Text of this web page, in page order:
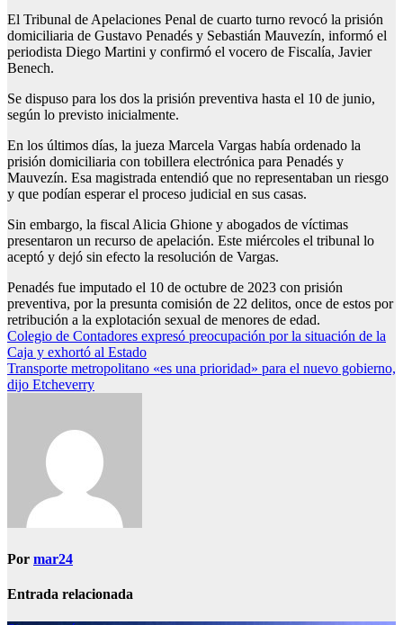
El Tribunal de Apelaciones Penal de cuarto turno revocó la prisión
domiciliaria de Gustavo Penadés y Sebastián Mauvezín, informó el
periodista Diego Martini y confirmó el vocero de Fiscalía, Javier
Benech.
Se dispuso para los dos la prisión preventiva hasta el 10 de junio,
según lo previsto inicialmente.
En los últimos días, la jueza Marcela Vargas había ordenado la
prisión domiciliaria con tobillera electrónica para Penadés y
Mauvezín. Esa magistrada entendió que no representaban un riesgo
y que podían esperar el proceso judicial en sus casas.
Sin embargo, la fiscal Alicia Ghione y abogados de víctimas
presentaron un recurso de apelación. Este miércoles el tribunal lo
aceptó y dejó sin efecto la resolución de Vargas.
Penadés fue imputado el 10 de octubre de 2023 con prisión
preventiva, por la presunta comisión de 22 delitos, once de estos por
retribución a la explotación sexual de menores de edad.
Navegación
de
entradas
Colegio de Contadores expresó preocupación por la situación de la
Caja y exhortó al Estado
Transporte metropolitano «es una prioridad» para el nuevo gobierno,
dijo Etcheverry
Por mar24
Entrada relacionada